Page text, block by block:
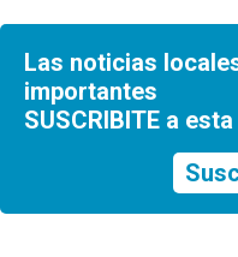
Las noticias
importantes
SUSCRIBITE a